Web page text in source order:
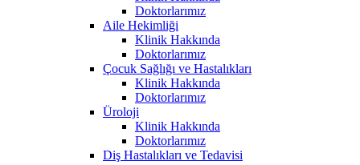
Doktorlarımız
Aile Hekimliği
Klinik Hakkında
Doktorlarımız
Çocuk Sağlığı ve Hastalıkları
Klinik Hakkında
Doktorlarımız
Üroloji
Klinik Hakkında
Doktorlarımız
Diş Hastalıkları ve Tedavisi